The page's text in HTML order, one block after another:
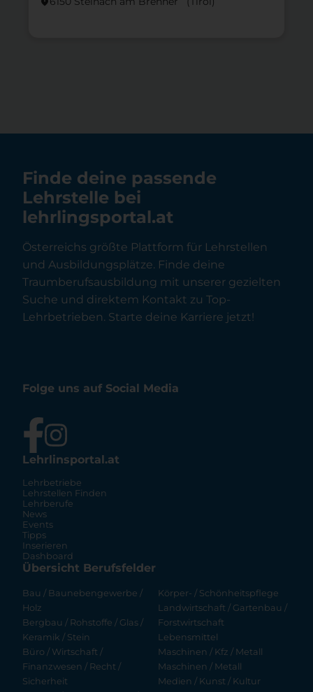
Finde deine passende
Lehrstelle bei
lehrlingsportal.at
Österreichs größte Plattform für Lehrstellen
und Ausbildungsplätze. Finde deine
Traumberufsausbildung mit unserer gezielten
Suche und direktem Kontakt zu Top-
Lehrbetrieben. Starte deine Karriere jetzt!
Folge uns auf Social Media
Lehrlinsportal.at
Lehrbetriebe
Lehrstellen Finden
Lehrberufe
News
Events
Tipps
Inserieren
Dashboard
Übersicht Berufsfelder
Bau / Baunebengewerbe /
Holz
Bergbau / Rohstoffe / Glas /
Keramik / Stein
Büro / Wirtschaft /
Finanzwesen / Recht /
Sicherheit
Körper- / Schönheitspflege
Landwirtschaft / Gartenbau /
Forstwirtschaft
Lebensmittel
Maschinen / Kfz / Metall
Maschinen / Metall
Medien / Kunst / Kultur